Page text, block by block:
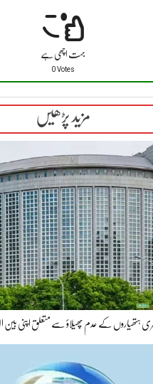
بہت اچھی ہے
0 Votes
مزید پڑھیں
ہتھیاروں کے عدم پھیلاؤ سے متعلق اپنی بین